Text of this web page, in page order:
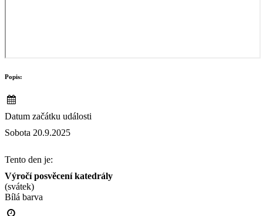
Popis:
Datum začátku události
Sobota 20.9.2025
Tento den je:
Výročí posvěcení katedrály
(svátek)
Bílá barva